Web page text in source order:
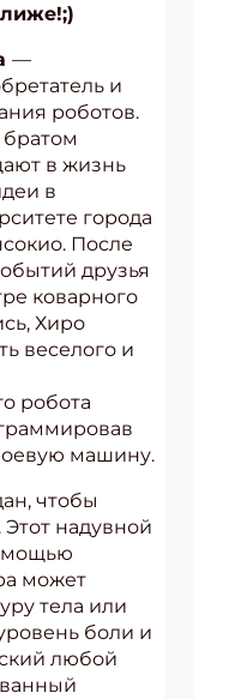
—
и
роботов.
в жизнь
в
города
После
друзья
коварного
Хиро
веселого и
робота
машину.
чтобы
Этот надувной
может
тела или
боли и
любой